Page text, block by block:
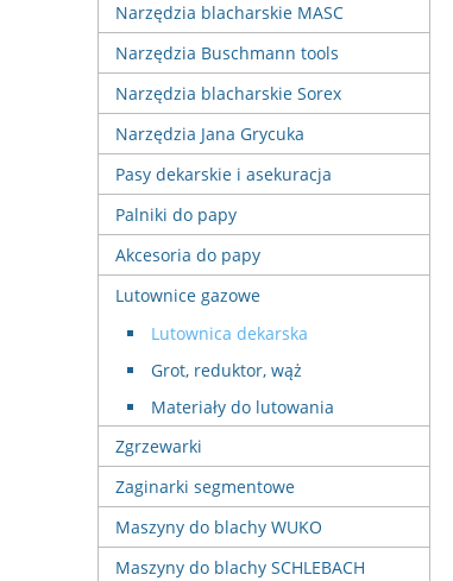
Narzędzia blacharskie MASC
Narzędzia Buschmann tools
Narzędzia blacharskie Sorex
Narzędzia Jana Grycuka
Pasy dekarskie i asekuracja
Palniki do papy
Akcesoria do papy
Lutownice gazowe
Lutownica dekarska
Grot, reduktor, wąż
Materiały do lutowania
Zgrzewarki
Zaginarki segmentowe
Maszyny do blachy WUKO
Maszyny do blachy SCHLEBACH